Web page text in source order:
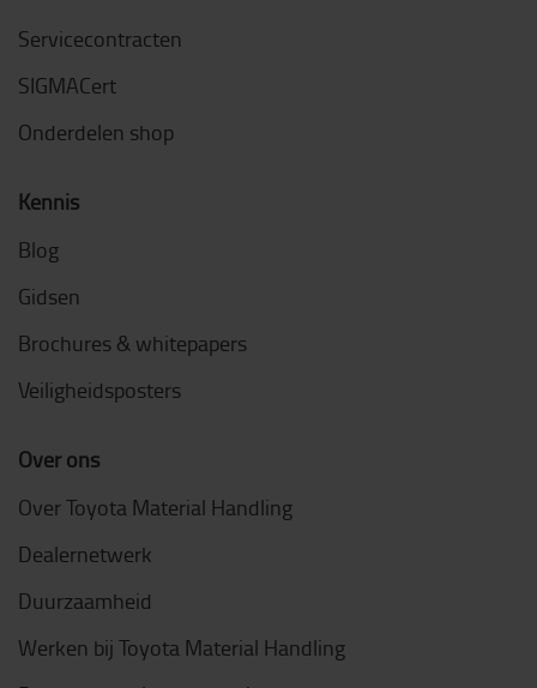
Servicecontracten
SIGMACert
Onderdelen shop
Kennis
Blog
Gidsen
Brochures & whitepapers
Veiligheidsposters
Over ons
Over Toyota Material Handling
Dealernetwerk
Duurzaamheid
Werken bij Toyota Material Handling